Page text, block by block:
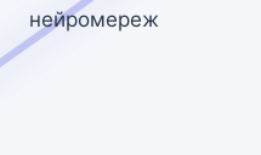
нейромереж